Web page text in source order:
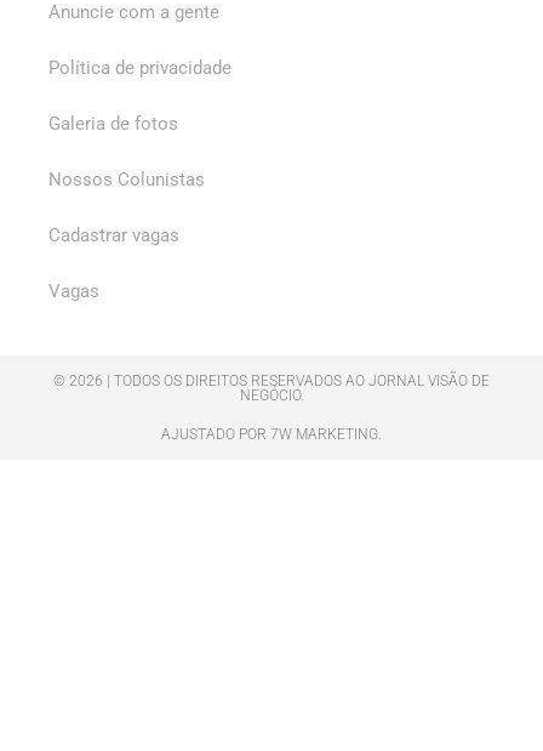
Anuncie com a gente
Política de privacidade
Galeria de fotos
Nossos Colunistas
Cadastrar vagas
Vagas
© 2026 | TODOS OS DIREITOS RESERVADOS AO JORNAL VISÃO DE
NEGÓCIO.
AJUSTADO POR 7W MARKETING.